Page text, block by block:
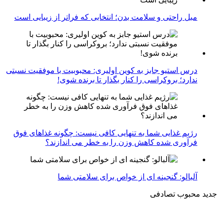
مبل راحتی و سلامت بدن؛ انتخابی که فراتر از زیبایی است
درس استیو جابز به کوین اولیری: محبوبیت با موفقیت نسبتی
ندارد؛ بروکراسی را کنار بگذار تا برنده شوی!
رژیم غذایی شما به تنهایی کافی نیست: چگونه غذاهای فوق
فرآوری شده کاهش وزن را به خطر می اندازند؟
آلبالو: گنجینه ای از خواص برای سلامتی شما
جدید محبوب تصادفی